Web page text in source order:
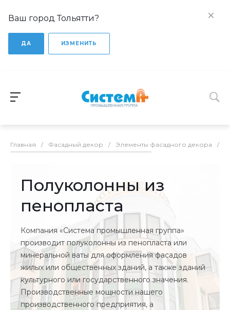
Ваш город Тольятти?
ДА ИЗМЕНИТЬ
Главная / Фасадный декор / Элементы фасадного декора /
Полуколонны из
пенопласта
Компания «Система промышленная группа»
производит полуколонны из пенопласта или
минеральной ваты для оформления фасадов
жилых или общественных зданий, а также зданий
культурного или государственного значения.
Производственные мощности нашего
производственного предприятия, а